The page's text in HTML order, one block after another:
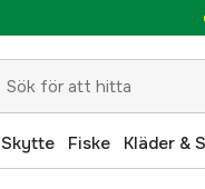
Skytte Fiske Kläder &